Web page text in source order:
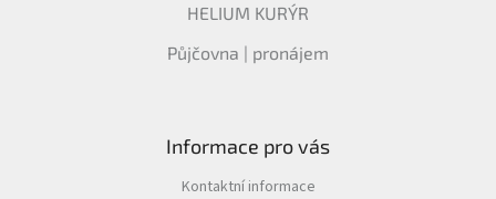
HELIUM KURÝR
Půjčovna | pronájem
Informace pro vás
Kontaktní informace